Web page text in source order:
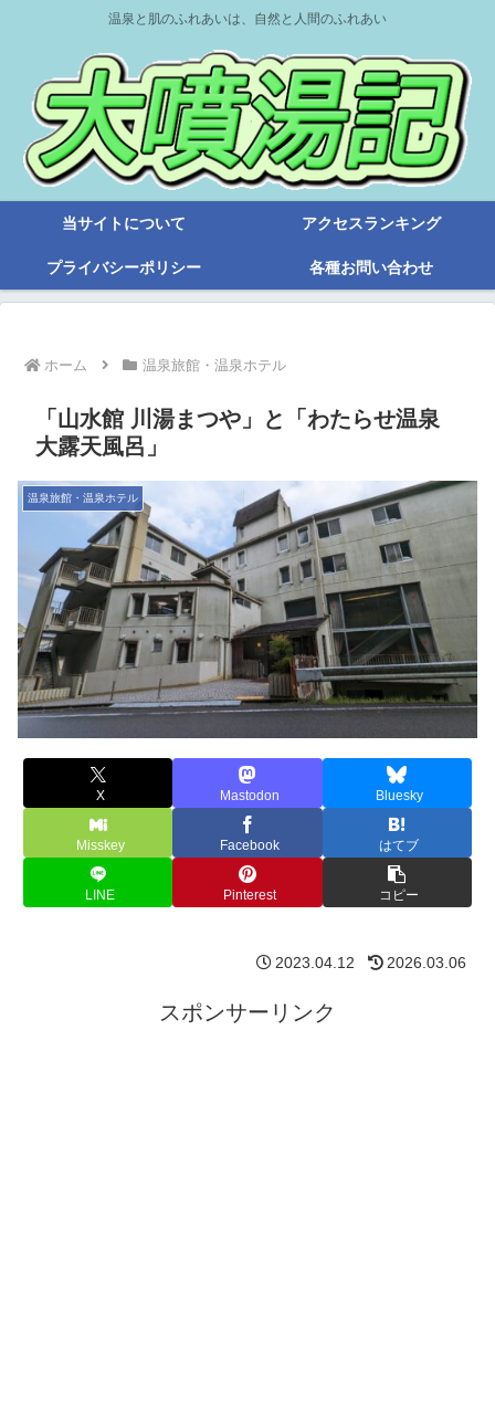
温泉と肌のふれあいは、自然と人間のふれあい
当サイトについて アクセスランキング
プライバシーポリシー 各種お問い合わせ
ホーム 温泉旅館・温泉ホテル
「山水館 川湯まつや」と「わたらせ温泉
大露天風呂」
温泉旅館・温泉ホテル
X Mastodon Bluesky
Misskey Facebook はてブ
LINE Pinterest コピー
2023.04.12 2026.03.06
スポンサーリンク